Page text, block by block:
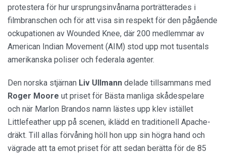
protestera för hur ursprungsinvånarna porträtterades i
filmbranschen och för att visa sin respekt för den pågående
ockupationen av Wounded Knee, där 200 medlemmar av
American Indian Movement (AIM) stod upp mot tusentals
amerikanska poliser och federala agenter.
Den norska stjärnan Liv Ullmann delade tillsammans med
Roger Moore ut priset för Bästa manliga skådespelare
och när Marlon Brandos namn lästes upp klev istället
Littlefeather upp på scenen, iklädd en traditionell Apache-
dräkt. Till allas förvåning höll hon upp sin högra hand och
vägrade att ta emot priset för att sedan berätta för de 85